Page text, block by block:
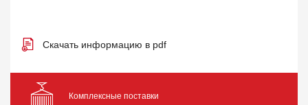
Скачать информацию в pdf
Комплексные поставки